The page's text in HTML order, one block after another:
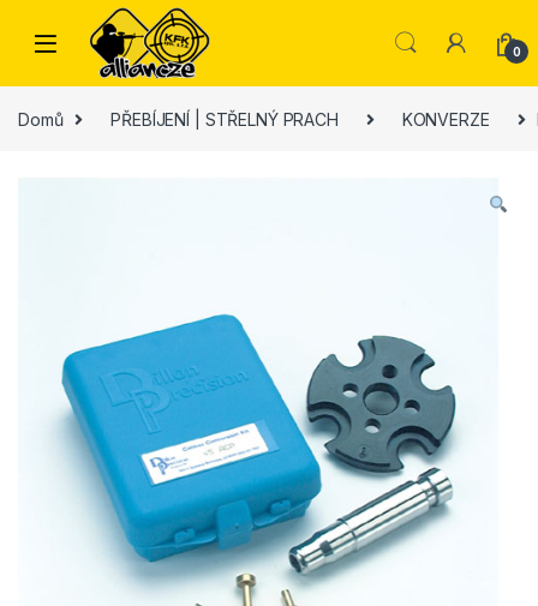
Skip to navigation
Skip to content
0
Domů PŘEBÍJENÍ | STŘELNÝ PRACH KONVERZE